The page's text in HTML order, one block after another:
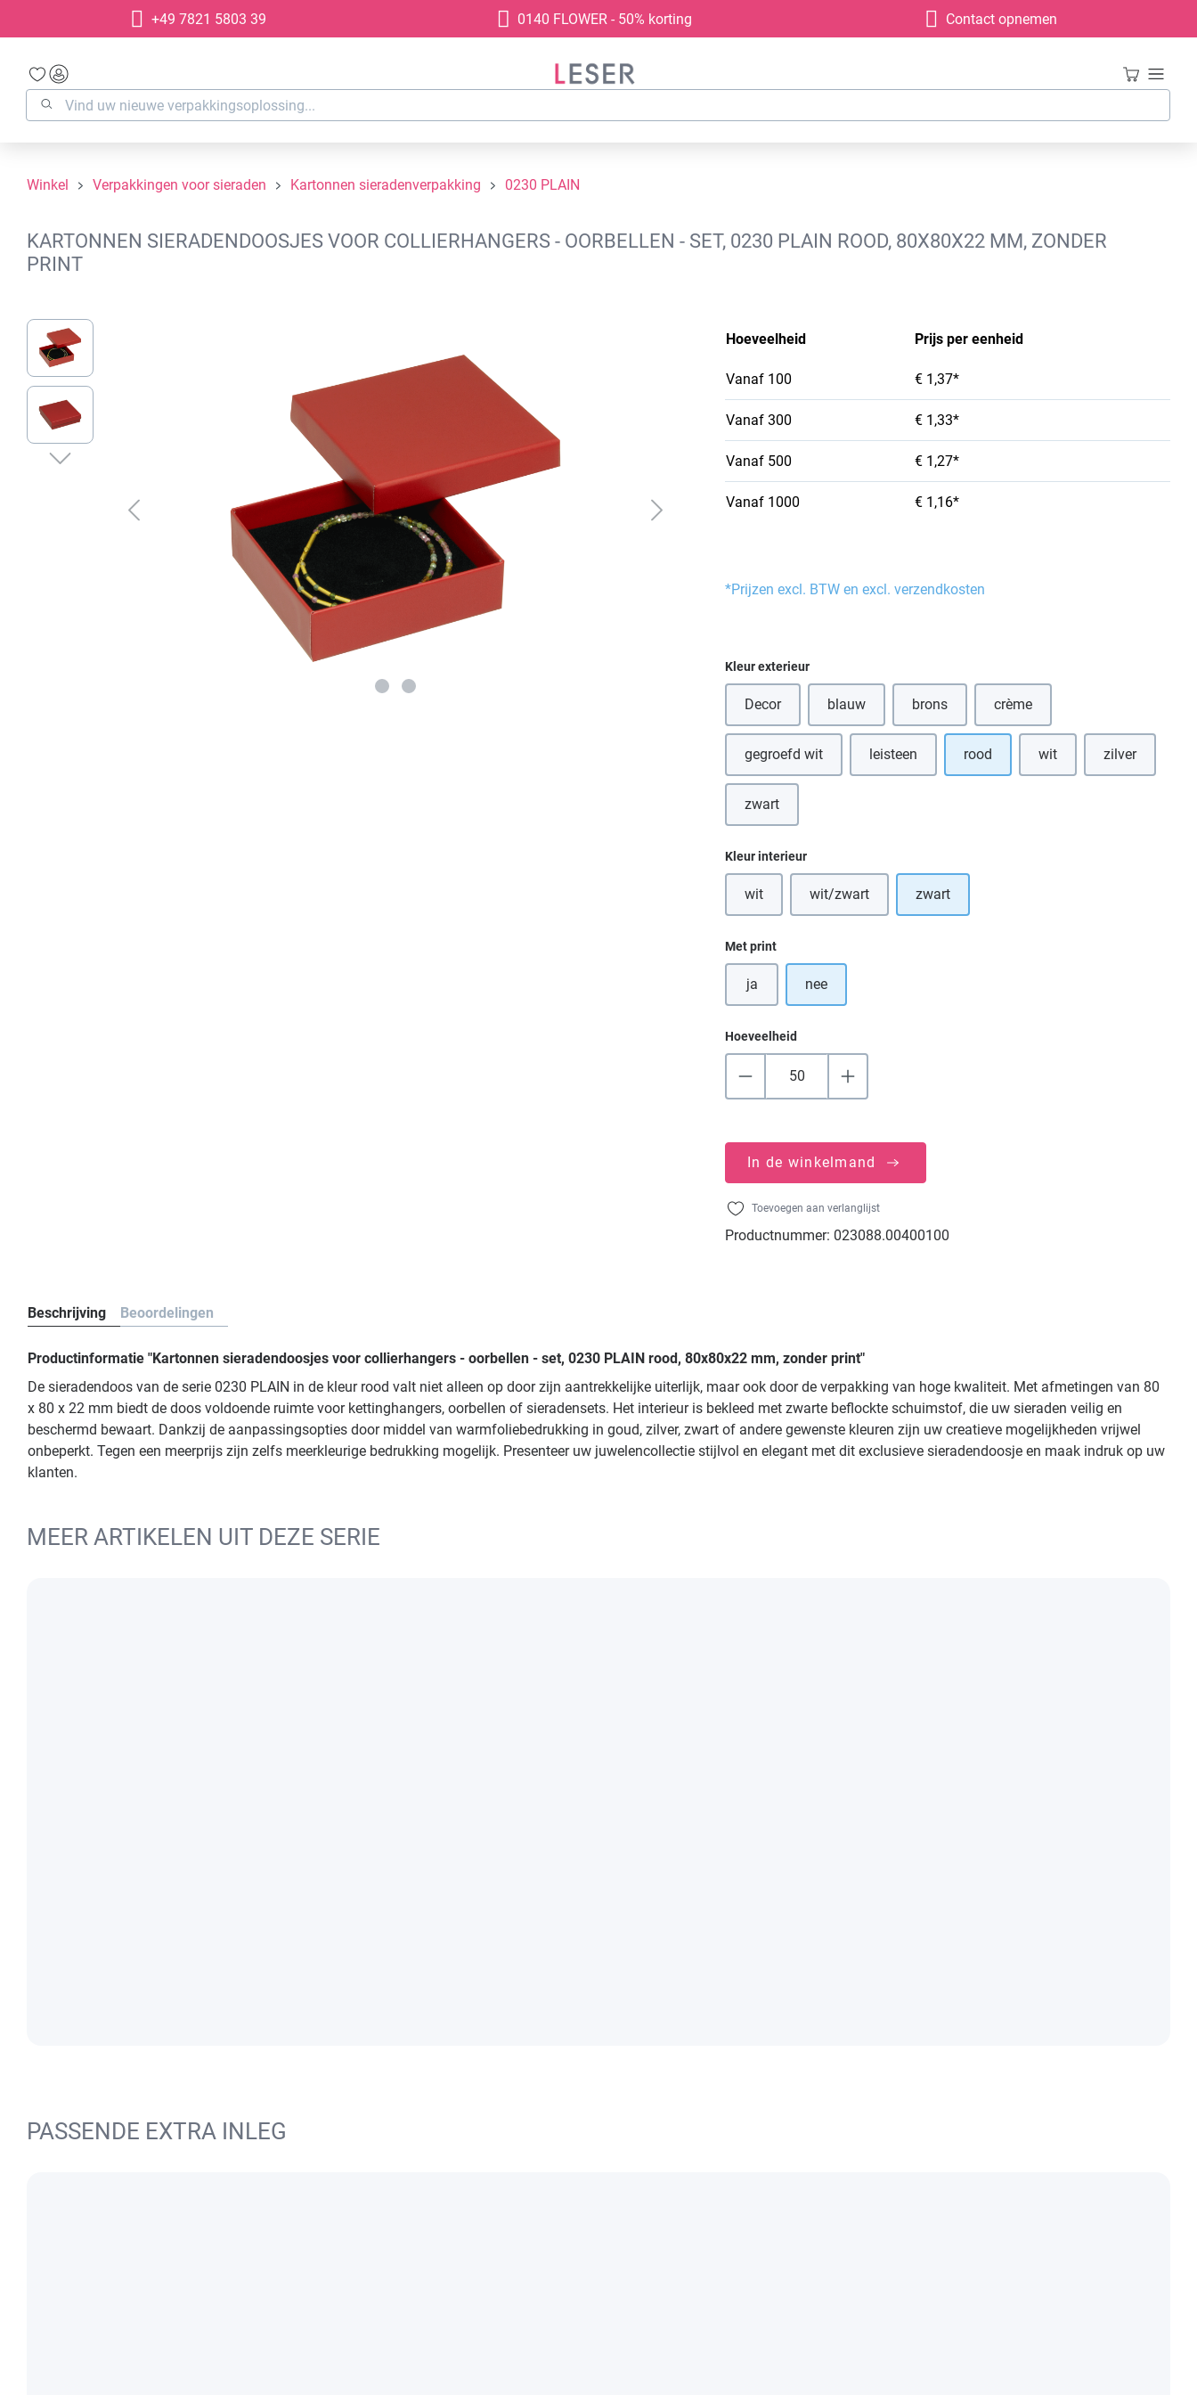
Ga naar de hoofdnavigatie
+49 7821 5803 39 0140 FLOWER - 50% korting Contact opnemen
Winkel Verpakkingen voor sieraden Kartonnen sieradenverpakking 0230 PLAIN
KARTONNEN SIERADENDOOSJES VOOR COLLIERHANGERS - OORBELLEN - SET, 0230 PLAIN ROOD, 80X80X22 MM, ZONDER
PRINT
Afbeeldingengalerij overslaan
Hoeveelheid Prijs per eenheid
Vanaf 100 € 1,37*
Vanaf 300 € 1,33*
Vanaf 500 € 1,27*
Vanaf 1000 € 1,16*
*Prijzen excl. BTW en excl. verzendkosten
Selecteer
Kleur exterieur
Decor blauw(Deze optie is momenteel niet beschikbaar.)
brons(Deze optie is momenteel niet beschikbaar.)
crème(Deze optie is momenteel niet
gegroefd wit leisteen rood wit(Deze optie is momenteel
zilver
zwart
Selecteer
Kleur interieur
wit(Deze optie is momenteel niet beschikbaar.)
wit/zwart(Deze optie is momenteel niet beschikbaar.)
zwart
Selecteer
Met print
ja nee
Hoeveelheid
In de winkelmand
Toevoegen aan verlanglijst
Productnummer: 023088.00400100
Beschrijving Beoordelingen
Productinformatie "Kartonnen sieradendoosjes voor collierhangers - oorbellen - set, 0230 PLAIN rood, 80x80x22 mm, zonder print"
De sieradendoos van de serie 0230 PLAIN in de kleur rood valt niet alleen op door zijn aantrekkelijke uiterlijk, maar ook door de verpakking van hoge kwaliteit. Met afmetingen van 80
x 80 x 22 mm biedt de doos voldoende ruimte voor kettinghangers, oorbellen of sieradensets. Het interieur is bekleed met zwarte beflockte schuimstof, die uw sieraden veilig en
beschermd bewaart. Dankzij de aanpassingsopties door middel van warmfoliebedrukking in goud, zilver, zwart of andere gewenste kleuren zijn uw creatieve mogelijkheden vrijwel
onbeperkt. Tegen een meerprijs zijn zelfs meerkleurige bedrukking mogelijk. Presenteer uw juwelencollectie stijlvol en elegant met dit exclusieve sieradendoosje en maak indruk op uw
klanten.
MEER ARTIKELEN UIT DEZE SERIE
PASSENDE EXTRA INLEG